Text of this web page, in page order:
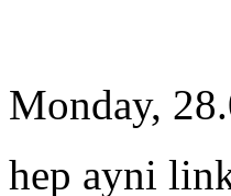
Monday,
hep ayni